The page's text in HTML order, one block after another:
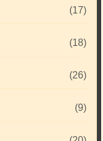
(17)
(18)
(26)
(9)